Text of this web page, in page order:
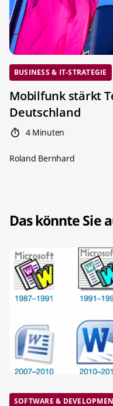
BUSINESS & IT-STRATEGIE
Mobilfunk stärkt
Deutschland
4 Minuten
Roland Bernhard
Das könnte Sie
SOFTWARE &